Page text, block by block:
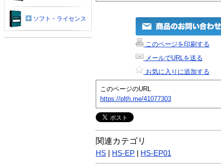
このページを印刷する
メールでURLを送る
お気に入りに追加する
このページのURL
https://plth.me/41077303
関連カテゴリ
HS HS-EP HS-EP01
ソフト・ライセンス